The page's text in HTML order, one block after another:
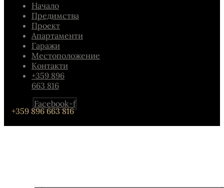
Начало
Предимства
Проект
Апартаменти
Гаражи
Местоположение
Контакти
+359 896
663 816
Facebook-f
+359 896 663 816